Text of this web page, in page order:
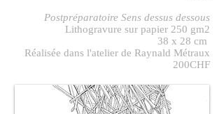
Postpréparatoire Sens dessus dessous
Lithogravure sur papier 250 gm2
38 x 28 cm
Réalisée dans l'atelier de Raynald Métraux
200CHF